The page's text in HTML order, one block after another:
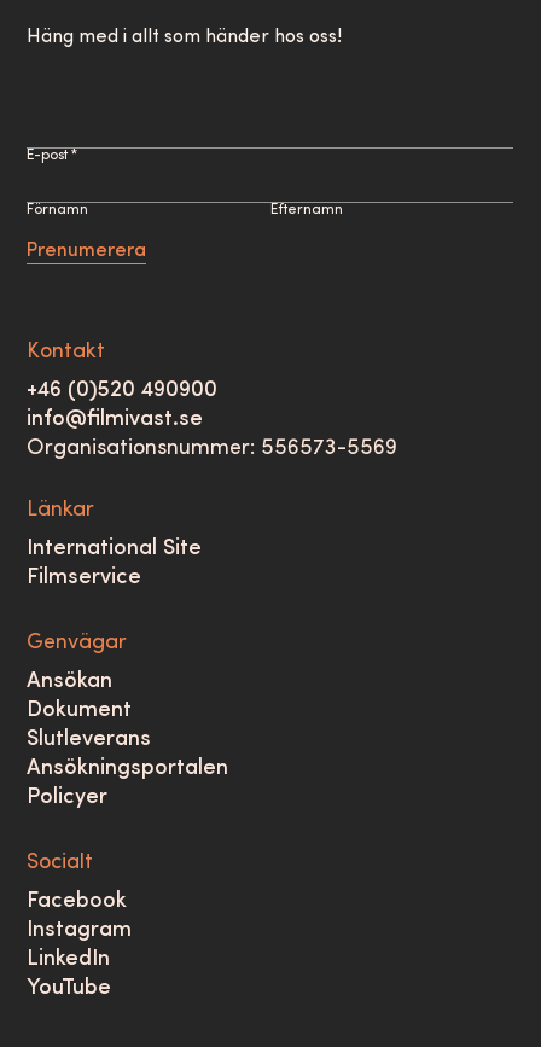
Häng med i allt som händer hos oss!
E-post *
Förnamn Efternamn
Prenumerera
Kontakt
+46 (0)520 490900
info@filmivast.se
Organisationsnummer: 556573-5569
Länkar
International Site
Filmservice
Genvägar
Ansökan
Dokument
Slutleverans
Ansökningsportalen
Policyer
Socialt
Facebook
Instagram
LinkedIn
YouTube